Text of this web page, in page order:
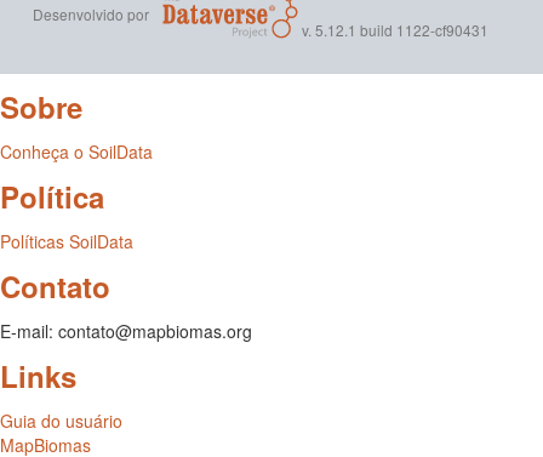
Desenvolvido por
v. 5.12.1 build 1122-cf90431
Sobre
Conheça o SoilData
Política
Políticas SoilData
Contato
E-mail: contato@mapbiomas.org
Links
Guia do usuário
MapBiomas